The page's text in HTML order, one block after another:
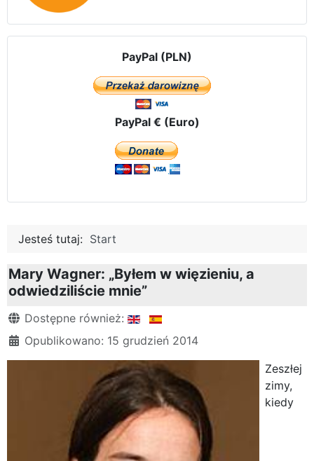
PayPal (PLN)
PayPal € (Euro)
Jesteś tutaj: Start
Mary Wagner: „Byłem w więzieniu, a
odwiedziliście mnie”
Szczegóły
Dostępne również:
Opublikowano: 15 grudzień 2014
Zeszłej
zimy,
kiedy